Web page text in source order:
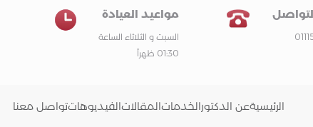
مواعيد العيادة
السبت و الثلاثاء الساعة
01:30 ظهراً
الرئيسيةعن الدكتورالخدماتالمقالاتالفيديوهاتتواصل معنا